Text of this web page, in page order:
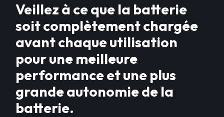
Veillez à ce que la batterie
soit complètement chargée
avant chaque utilisation
pour une meilleure
performance et une plus
grande autonomie de la
batterie.